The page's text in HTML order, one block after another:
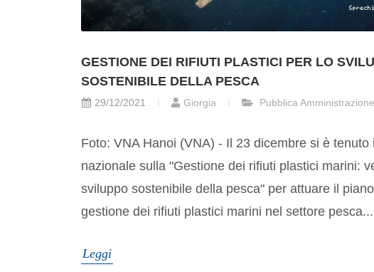
GESTIONE DEI RIFIUTI PLASTICI PER LO
SOSTENIBILE DELLA PESCA
29/12/2021 Giorgia Pubblica Amministrazione
Foto: VNA Hanoi (VNA) - Il 23 dicembre si è tenuto
nazionale sulla "Gestione dei rifiuti plastici marini:
sviluppo sostenibile della pesca" per attuare il
gestione dei rifiuti plastici marini nel settore pesca...
Leggi